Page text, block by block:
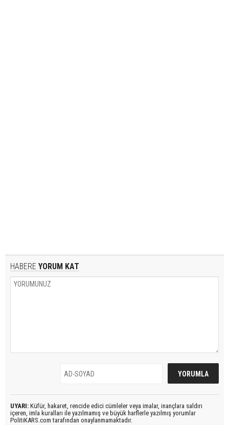
HABERE YORUM KAT
UYARI: Küfür, hakaret, rencide edici cümleler veya imalar, inançlara saldırı
içeren, imla kuralları ile yazılmamış ve büyük harflerle yazılmış yorumlar
PolitiKARS.com tarafından onaylanmamaktadır.